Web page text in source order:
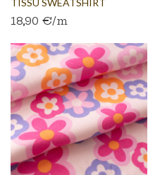
TISSU SWEATSHIRT
BROSSÉ...
18,90 €/m